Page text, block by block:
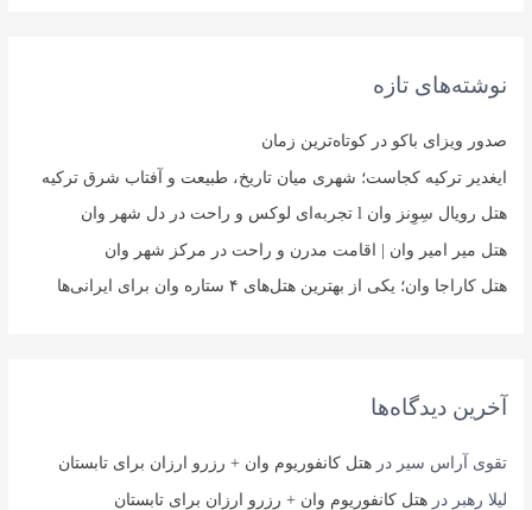
ی
نوشته‌های تازه
صدور ویزای باکو در کوتاه‌ترین زمان
ایغدیر ترکیه کجاست؛ شهری میان تاریخ، طبیعت و آفتاب شرق ترکیه
هتل رویال سِوِنز وان l تجربه‌ای لوکس و راحت در دل شهر وان
هتل میر امیر وان | اقامت مدرن و راحت در مرکز شهر وان
هتل کاراجا وان؛ یکی از بهترین هتل‌های ۴ ستاره وان برای ایرانی‌ها
آخرین دیدگاه‌ها
تقوی آراس سیر درهتل کانفوریوم وان + رزرو ارزان برای تابستان
لیلا رهبر درهتل کانفوریوم وان + رزرو ارزان برای تابستان